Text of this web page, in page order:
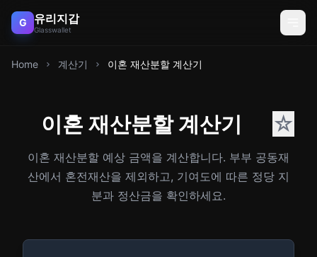
G 유리지갑
Glasswallet
Home 계산기 이혼 재산분할 계산기
이혼 재산분할 계산기 ☆
이혼 재산분할 예상 금액을 계산합니다. 부부 공동재
산에서 혼전재산을 제외하고, 기여도에 따른 정당 지
분과 정산금을 확인하세요.